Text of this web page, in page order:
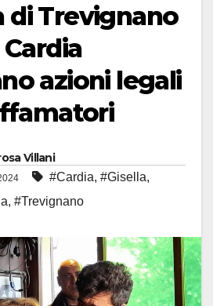
di Trevignano
azioni legali
Villani
#Cardia, #Gisella,
, #Trevignano